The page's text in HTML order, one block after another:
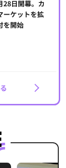
28日開幕。カ
ーケットを拡
を開始